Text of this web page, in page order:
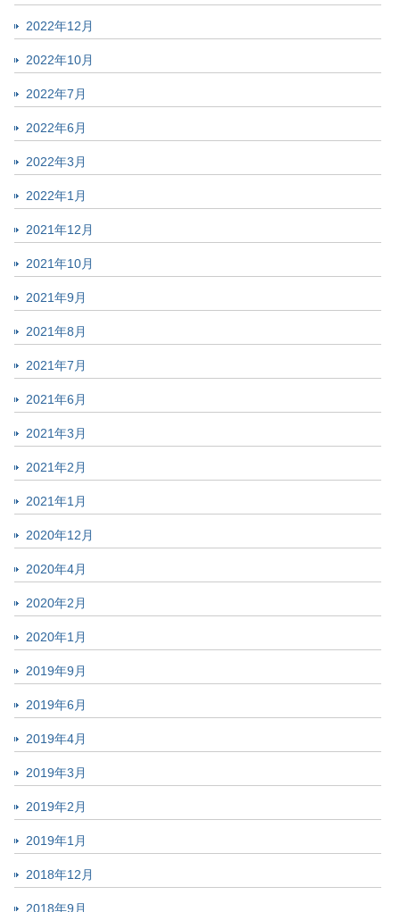
2022年12月
2022年10月
2022年7月
2022年6月
2022年3月
2022年1月
2021年12月
2021年10月
2021年9月
2021年8月
2021年7月
2021年6月
2021年3月
2021年2月
2021年1月
2020年12月
2020年4月
2020年2月
2020年1月
2019年9月
2019年6月
2019年4月
2019年3月
2019年2月
2019年1月
2018年12月
2018年9月